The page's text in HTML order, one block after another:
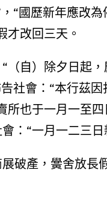
“國歷新年應改
才改回三天。
（自）除夕日起
社會：“本行茲
所也于一月一至
：“一月一二三
破產，黌舍放長